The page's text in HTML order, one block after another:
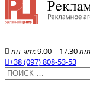
пн-чт: 9.00 – 17.30пт
+38 (097) 808-53-53